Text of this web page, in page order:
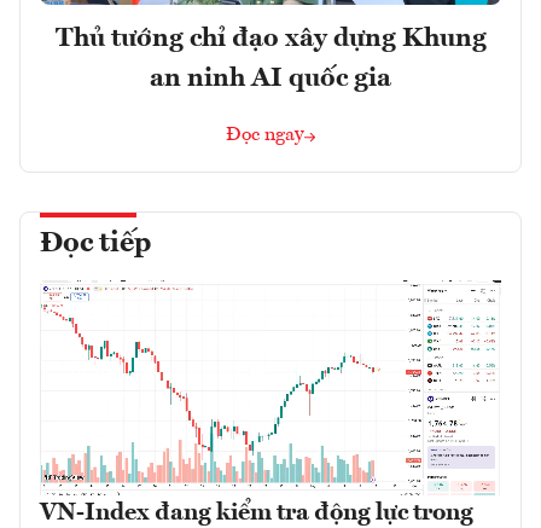
Thủ tướng chỉ đạo xây dựng Khung
an ninh AI quốc gia
Đọc ngay
Đọc tiếp
VN-Index đang kiểm tra động lực trong